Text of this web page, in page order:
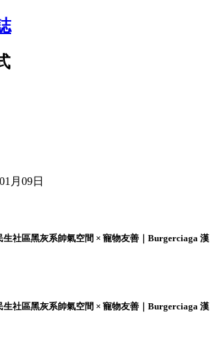
月09日
生社區黑灰系帥氣空間 × 寵物友善｜Burgerciaga 漢
生社區黑灰系帥氣空間 × 寵物友善｜Burgerciaga 漢